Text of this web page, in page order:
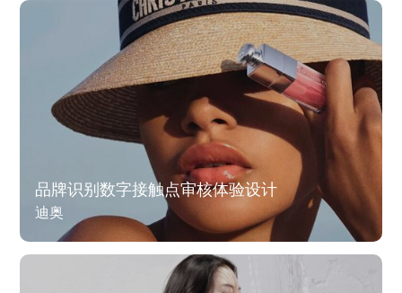
品牌识别数字接触点审核体验设计
迪奥